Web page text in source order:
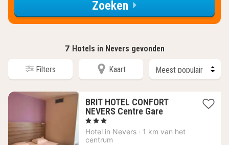
Zoeken
7 Hotels in Nevers gevonden
Filters Kaart
BRIT HOTEL CONFORT
NEVERS Centre Gare1
vanaf
, 3 Sterren
Hotel in Nevers · 1 km van het
centrum